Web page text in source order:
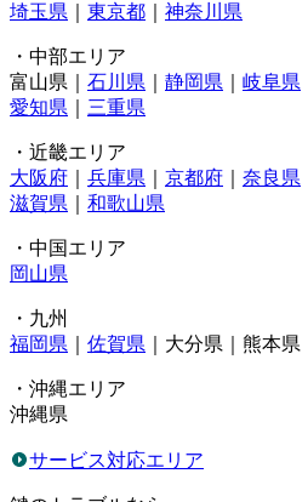
埼玉県
東京都 神奈川県
・中部エリア
富山県｜ 石川県 静岡県
岐阜県
愛知県
三重県
・近畿エリア
大阪府
兵庫県 京都府
奈良県
滋賀県
和歌山県
・中国エリア
岡山県
・九州
福岡県
佐賀県 ｜大分県｜熊本
・沖縄エリア
沖縄県
サービス対応エリア